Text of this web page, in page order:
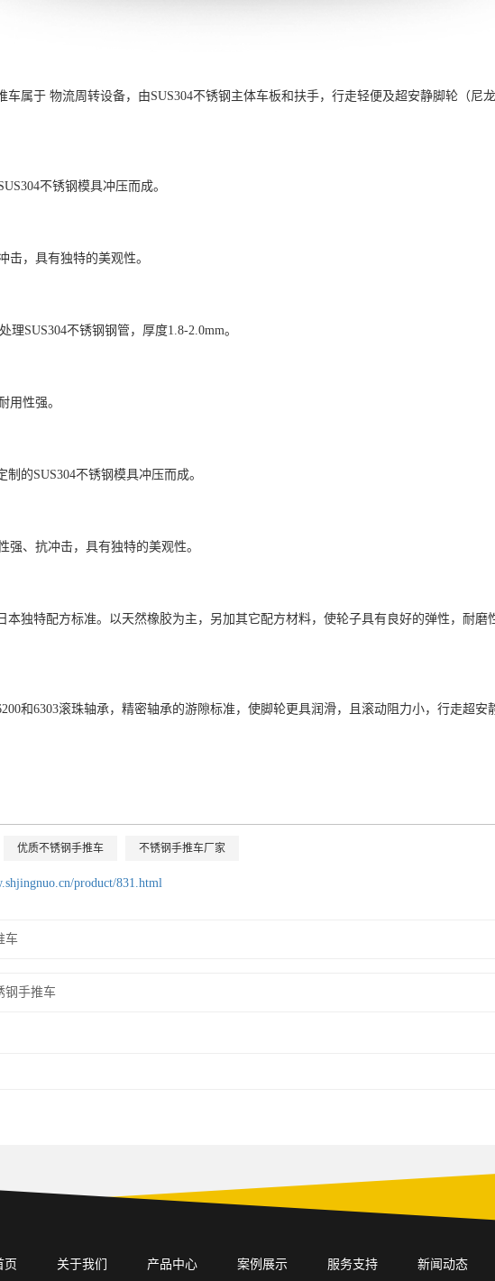
车属于 物流周转设备，由SUS304不锈钢主体车板和扶手，行走轻便及超安静脚轮（尼
不锈钢模具冲压而成。
，具有独特的美观性。
不锈钢钢管，厚度1.8-2.0mm。
性强。
的SUS304不锈钢模具冲压而成。
、抗冲击，具有独特的美观性。
本独特配方标准。以天然橡胶为主，另加其它配方材料，使轮子具有良好的弹性，耐磨
和6303滚珠轴承，精密轴承的游隙标准，使脚轮更具润滑，且滚动阻力小，行走超安
优质不锈钢手推车 不锈钢手推车厂家
product/831.html
车
钢手推车
页 关于我们 产品中心 案例展示 服务支持 新闻动态